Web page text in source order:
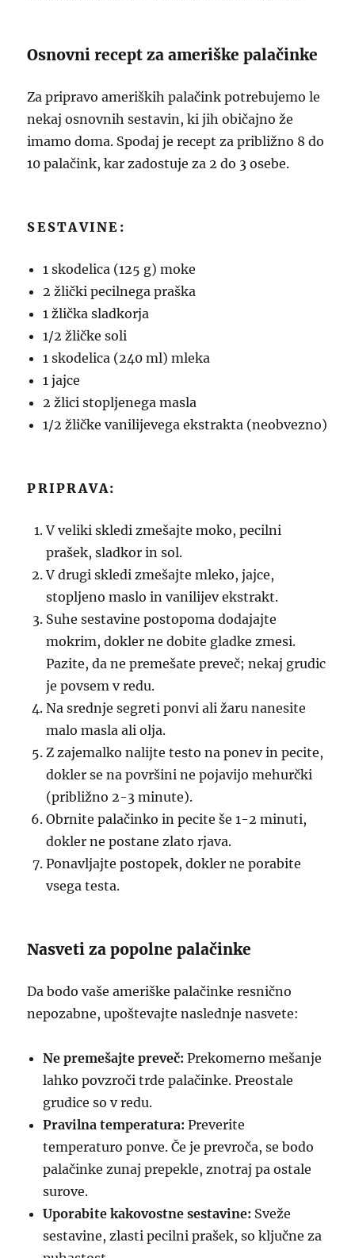
Osnovni recept za ameriške palačinke
Za pripravo ameriških palačink potrebujemo le
nekaj osnovnih sestavin, ki jih običajno že
imamo doma. Spodaj je recept za približno 8 do
10 palačink, kar zadostuje za 2 do 3 osebe.
SESTAVINE:
1 skodelica (125 g) moke
2 žlički pecilnega praška
1 žlička sladkorja
1/2 žličke soli
1 skodelica (240 ml) mleka
1 jajce
2 žlici stopljenega masla
1/2 žličke vanilijevega ekstrakta (neobvezno)
PRIPRAVA:
V veliki skledi zmešajte moko, pecilni
prašek, sladkor in sol.
V drugi skledi zmešajte mleko, jajce,
stopljeno maslo in vanilijev ekstrakt.
Suhe sestavine postopoma dodajajte
mokrim, dokler ne dobite gladke zmesi.
Pazite, da ne premešate preveč; nekaj grudic
je povsem v redu.
Na srednje segreti ponvi ali žaru nanesite
malo masla ali olja.
Z zajemalko nalijte testo na ponev in pecite,
dokler se na površini ne pojavijo mehurčki
(približno 2-3 minute).
Obrnite palačinko in pecite še 1-2 minuti,
dokler ne postane zlato rjava.
Ponavljajte postopek, dokler ne porabite
vsega testa.
Nasveti za popolne palačinke
Da bodo vaše ameriške palačinke resnično
nepozabne, upoštevajte naslednje nasvete:
Ne premešajte preveč: Prekomerno mešanje
lahko povzroči trde palačinke. Preostale
grudice so v redu.
Pravilna temperatura: Preverite
temperaturo ponve. Če je prevroča, se bodo
palačinke zunaj prepekle, znotraj pa ostale
surove.
Uporabite kakovostne sestavine: Sveže
sestavine, zlasti pecilni prašek, so ključne za